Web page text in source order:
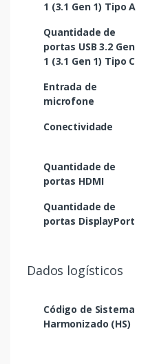
1 (3.1 Gen 1) Tipo A
Quantidade de
portas USB 3.2 Gen
1 (3.1 Gen 1) Tipo C
Entrada de
microfone
Conectividade
Quantidade de
portas HDMI
Quantidade de
portas DisplayPort
Dados logísticos
Código de Sistema
Harmonizado (HS)